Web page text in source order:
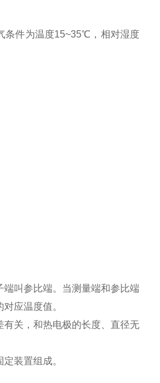
条件为温度15~35℃，相对湿度
叫参比端。当测量端和参比端
应温度值。
关，和热电极的长度、直径无
装置组成。